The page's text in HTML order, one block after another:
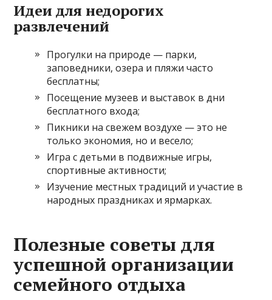
Идеи для недорогих
развлечений
Прогулки на природе — парки,
заповедники, озера и пляжи часто
бесплатны;
Посещение музеев и выставок в дни
бесплатного входа;
Пикники на свежем воздухе — это не
только экономия, но и весело;
Игра с детьми в подвижные игры,
спортивные активности;
Изучение местных традиций и участие в
народных праздниках и ярмарках.
Полезные советы для
успешной организации
семейного отдыха